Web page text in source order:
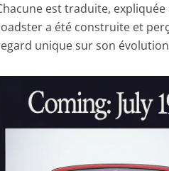
est traduite,
a été construite et
unique sur son